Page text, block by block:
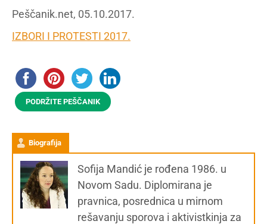
Peščanik.net, 05.10.2017.
IZBORI I PROTESTI 2017.
PODRŽITE PEŠČANIK
Biografija
Sofija Mandić je rođena 1986. u
Novom Sadu. Diplomirana je
pravnica, posrednica u mirnom
rešavanju sporova i aktivistkinja za